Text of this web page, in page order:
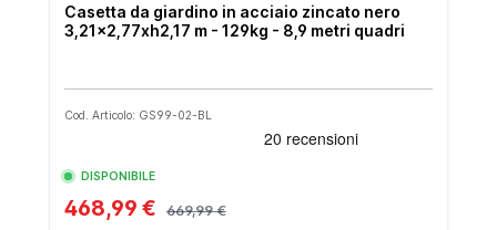
Casetta da giardino in acciaio zincato nero
3,21x2,77xh2,17 m - 129kg - 8,9 metri quadri
Cod. Articolo: GS99-02-BL
DISPONIBILE
468,99 € 669,99 €